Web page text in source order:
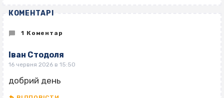
КОМЕНТАРІ
1 Коментар
Іван Стодоля
16 червня 2026 в 15:50
добрий день